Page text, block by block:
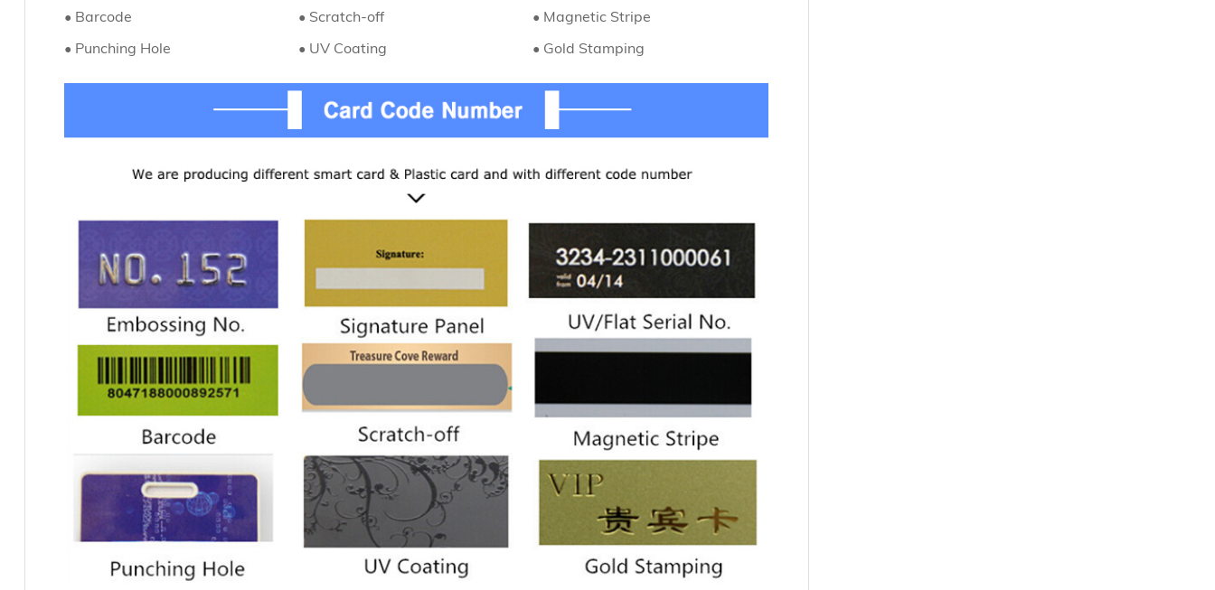
• Barcode
• Scratch-off
• Magnetic Stripe
• Punching Hole
• UV Coating • Gold Stamping